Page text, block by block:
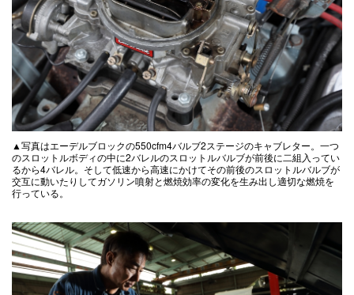
▲写真はエーデルブロックの550cfm4バルブ2ステージのキャブレター。一つ
のスロットルボディの中に2バレルのスロットルバルブが前後に二組入ってい
るから4バレル。そして低速から高速にかけてその前後のスロットルバルブが
交互に動いたりしてガソリン噴射と燃焼効率の変化を生み出し適切な燃焼を
行っている。